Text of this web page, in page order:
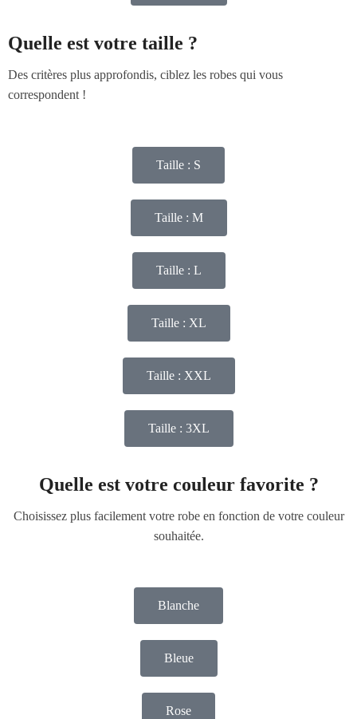
Quelle est votre taille ?
Des critères plus approfondis, ciblez les robes qui vous
correspondent !
Taille : S
Taille : M
Taille : L
Taille : XL
Taille : XXL
Taille : 3XL
Quelle est votre couleur favorite ?
Choisissez plus facilement votre robe en fonction de votre couleur
souhaitée.
Blanche
Bleue
Rose